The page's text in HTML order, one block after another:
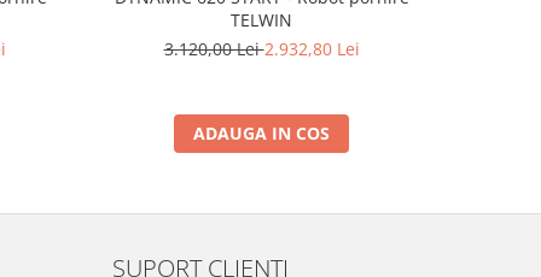
TELWIN
3.120,00 Lei2.932,80 Lei
ADAUGA IN COS
SUPORT CLIENTI